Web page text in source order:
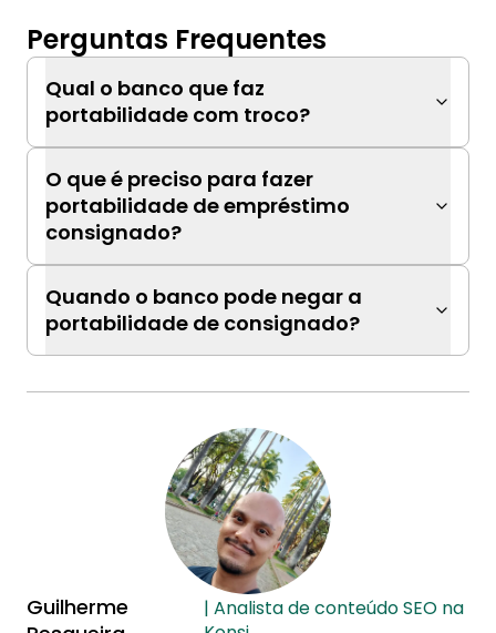
Perguntas Frequentes
Qual o banco que faz
portabilidade com troco?
O que é preciso para fazer
portabilidade de empréstimo
consignado?
Quando o banco pode negar a
portabilidade de consignado?
Guilherme
| Analista de conteúdo SEO na